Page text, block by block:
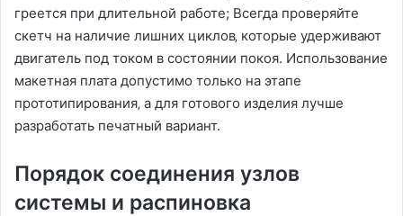
греется при длительной работе; Всегда проверяйте
скетч на наличие лишних циклов‚ которые удерживают
двигатель под током в состоянии покоя. Использование
макетная плата допустимо только на этапе
прототипирования‚ а для готового изделия лучше
разработать печатный вариант.
Порядок соединения узлов
системы и распиновка